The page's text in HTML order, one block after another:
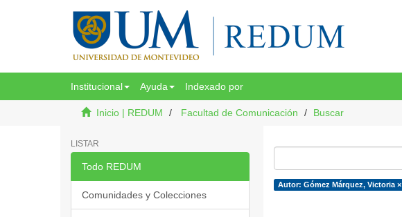
Institucional Ayuda Indexado por
Inicio | REDUM Facultad de Comunicación Buscar
LISTAR
Todo REDUM
Comunidades y Colecciones
Autor: Gómez Márquez, Victoria ×